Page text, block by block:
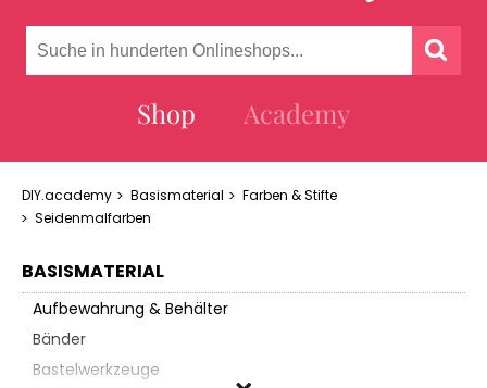
Shop Academy
DIY.academy Basismaterial
Farben & Stifte
Seidenmalfarben
BASISMATERIAL
Aufbewahrung & Behälter
Bänder
Bastelwerkzeuge